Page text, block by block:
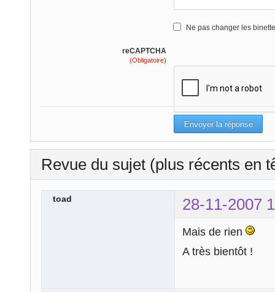
Ne pas changer les
reCAPTCHA
(Obligatoire)
Revue du sujet (plus récents en
toad 28-11-2007
Mais de rien
A très bientôt !